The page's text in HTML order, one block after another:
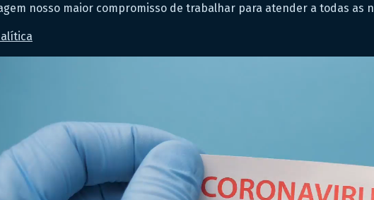
nosso maior compromisso de trabalhar para atender a todas as